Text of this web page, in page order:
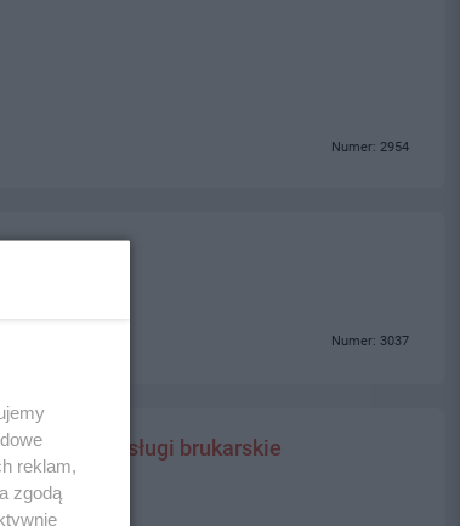
Numer: 2954
Numer: 3037
Usługi brukarskie
reklam,
zgodą